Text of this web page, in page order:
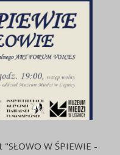
W ŚPIEWIE -